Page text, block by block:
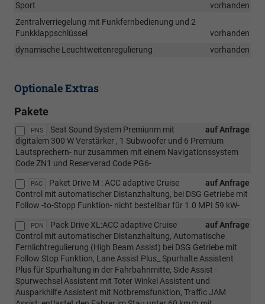
Sport
vorhanden
Zentralverriegelung mit Funkfernbedienung und 2
Funkklappschlüssel
vorhanden
dynamische Leuchtweitenregulierung
vorhanden
Optionale Extras
Pakete
PNS auf Anfrage
Seat Sound System Premiunm mit
digitalem 300 W Verstärker , 1 Subwoofer und 6 Premium
Lautsprechern- nur zusammen mit einem Navigationssystem
Code ZN1 und Reserverad Code PG6-
PAC auf Anfrage
Paket Drive M : ACC adaptive Cruise
Control mit automatischer Distanzhaltung, bei DSG Getriebe mit
Follow -to-Stopp Funktion- nicht bestellbar für 1.0 MPI 59 kW-
PDN auf Anfrage
Pack Drive XL:ACC adaptive Cruise
Control mit automatischer Distanzhaltung, Automatische
Fernlichtregulierung (High Beam Assist) bei DSG Getriebe mit
Follow Stop Funktion, Lane Assist Plus_ Spurhalte Assistent
Plus für Spurhaltung in der Fahrbahnmitte, Side Assist -
Spurwechsel Assistent mit Toter Winkel Assistent und
Ausparkhilfe Assistent mit Notbremsfunktion, Traffic JAM